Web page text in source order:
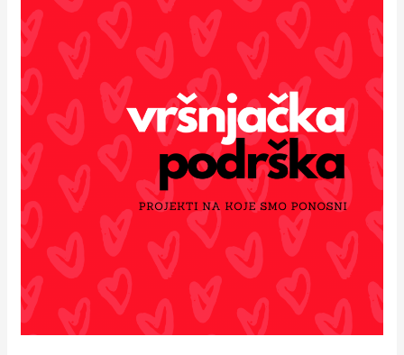
Kako
da
izbegnemo
depresiju
zbog
(samo)izolacije?